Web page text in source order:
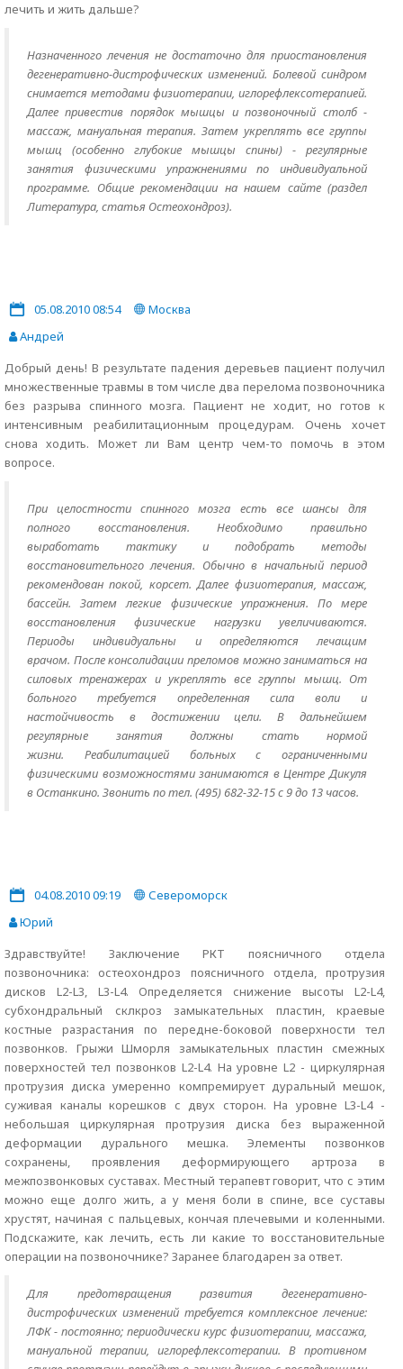
лечить и жить дальше?
Назначенного лечения не достаточно для приостановления
дегенеративно-дистрофических изменений. Болевой синдром
снимается методами физиотерапии, иглорефлексотерапией.
Далее привестив порядок мышцы и позвоночный столб -
массаж, мануальная терапия. Затем укреплять все группы
мышц (особенно глубокие мышцы спины) - регулярные
занятия физическими упражнениями по индивидуальной
программе. Общие рекомендации на нашем сайте (раздел
Литература, статья Остеохондроз).
05.08.2010 08:54
Москва
Андрей
Добрый день! В результате падения деревьев пациент получил
множественные травмы в том числе два перелома позвоночника
без разрыва спинного мозга. Пациент не ходит, но готов к
интенсивным реабилитационным процедурам. Очень хочет
снова ходить. Может ли Вам центр чем-то помочь в этом
вопросе.
При целостности спинного мозга есть все шансы для
полного восстановления. Необходимо правильно
выработать тактику и подобрать методы
восстановительного лечения. Обычно в начальный период
рекомендован покой, корсет. Далее физиотерапия, массаж,
бассейн. Затем легкие физические упражнения. По мере
восстановления физические нагрузки увеличиваются.
Периоды индивидуальны и определяются лечащим
врачом. После консолидации преломов можно заниматься на
силовых тренажерах и укреплять все группы мышц. От
больного требуется определенная сила воли и
настойчивость в достижении цели. В дальнейшем
регулярные занятия должны стать нормой
жизни. Реабилитацией больных с ограниченными
физическими возможностями занимаются в Центре Дикуля
в Останкино. Звонить по тел. (495) 682-32-15 с 9 до 13 часов.
04.08.2010 09:19
Североморск
Юрий
Здравствуйте! Заключение РКТ поясничного отдела
позвоночника: остеохондроз поясничного отдела, протрузия
дисков L2-L3, L3-L4. Определяется снижение высоты L2-L4,
субхондральный склкроз замыкательных пластин, краевые
костные разрастания по передне-боковой поверхности тел
позвонков. Грыжи Шморля замыкательных пластин смежных
поверхностей тел позвонков L2-L4. На уровне L2 - циркулярная
протрузия диска умеренно компремирует дуральный мешок,
суживая каналы корешков с двух сторон. На уровне L3-L4 -
небольшая циркулярная протрузия диска без выраженной
деформации дурального мешка. Элементы позвонков
сохранены, проявления деформирующего артроза в
межпозвонковых суставах. Местный терапевт говорит, что с этим
можно еще долго жить, а у меня боли в спине, все суставы
хрустят, начиная с пальцевых, кончая плечевыми и коленными.
Подскажите, как лечить, есть ли какие то восстановительные
операции на позвоночнике? Заранее благодарен за ответ.
Для предотвращения развития дегенеративно-
дистрофических изменений требуется комплексное лечение:
ЛФК - постоянно; периодически курс физиотерапии, массажа,
мануальной терапии, иглорефлексотерапии. В противном